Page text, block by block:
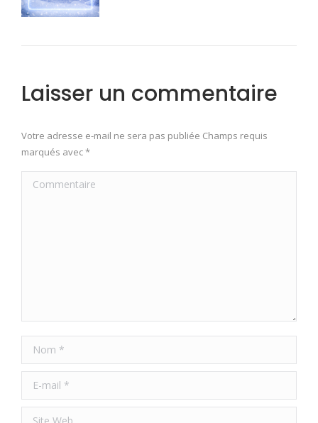
Laisser un commentaire
Votre adresse e-mail ne sera pas publiée Champs requis
marqués avec*
Commentaire
Nom *
E-mail *
Site Web